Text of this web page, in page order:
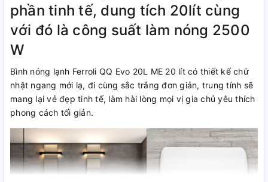
phần tinh tế, dung tích 20lít cùng
với đó là công suất làm nóng 2500
W
Bình nóng lạnh Ferroli QQ Evo 20L ME 20 lít có thiết kế chữ
nhật ngang mới lạ, đi cùng sắc trắng đơn giản, trung tính sẽ
mang lại vẻ đẹp tinh tế, làm hài lòng mọi vị gia chủ yêu thích
phong cách tối giản.